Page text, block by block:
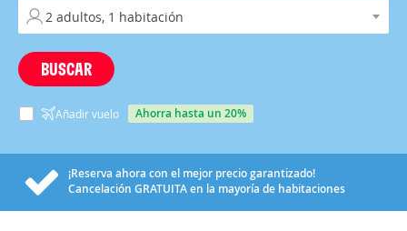
BUSCAR
Añadir vuelo ahorra hasta un 20%
¡Reserva ahora con el mejor precio garantizado!
Cancelación GRATUITAen la mayoría de habitaciones